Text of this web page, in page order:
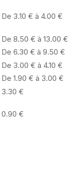
De 3.10 € à 4.00 €
De 8.50 € à 13.00 €
De 6.30 € à 9.50 €
De 3.00 € à 4.10 €
De 1.90 € à 3.00 €
3.30 €
0.90 €